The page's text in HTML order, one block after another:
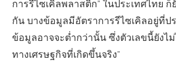
การรีไซเคิลพลาสติก” ในประเทศไทย
กัน บางข้อมูลมีอัตราการรีไซเคิลอยู่ที่ป
ข้อมูลอาจจะต่ำกว่านั้น ซึ่งตัวเลขนี้ยังไ
ทางเศรษฐกิจที่เกิดขึ้นจริง”